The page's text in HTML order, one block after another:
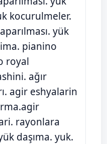
kocurulmeler.
yük
pianino
royal
ağır
agir eshyalarin
rayonlara
daşıma. yuk.